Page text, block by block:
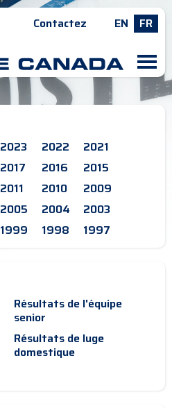
Contactez EN FR
M
2023 2022
2021
2017 2016
2015
2011 2010
2009
2005 2004
2003
1999 1998 1997
Résultats de l'équipe
senior
Résultats de luge
domestique